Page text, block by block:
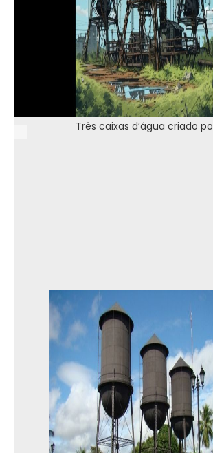
Três caixas d’água criado